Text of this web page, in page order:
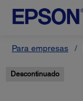
Para empresas
Descontinuado